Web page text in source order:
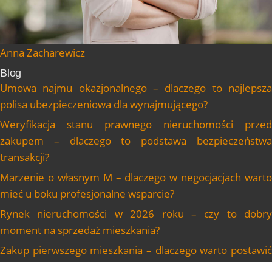
Anna Zacharewicz
Blog
Umowa najmu okazjonalnego – dlaczego to najlepsza
polisa ubezpieczeniowa dla wynajmującego?
Weryfikacja stanu prawnego nieruchomości przed
zakupem – dlaczego to podstawa bezpieczeństwa
transakcji?
Marzenie o własnym M – dlaczego w negocjacjach warto
mieć u boku profesjonalne wsparcie?
Rynek nieruchomości w 2026 roku – czy to dobry
moment na sprzedaż mieszkania?
Zakup pierwszego mieszkania – dlaczego warto postawić